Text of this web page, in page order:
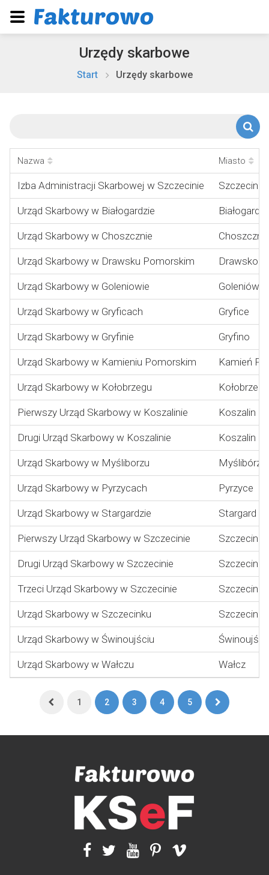
Urzędy skarbowe
Start Urzędy skarbowe
Nazwa Miasto
Izba Administracji Skarbowej w Szczecinie Szczecin
Urząd Skarbowy w Białogardzie Białogard
Urząd Skarbowy w Choszcznie Choszczno
Urząd Skarbowy w Drawsku Pomorskim Drawsko
Urząd Skarbowy w Goleniowie Goleniów
Urząd Skarbowy w Gryficach Gryfice
Urząd Skarbowy w Gryfinie Gryfino
Urząd Skarbowy w Kamieniu Pomorskim Kamień
Urząd Skarbowy w Kołobrzegu Kołobrzeg
Pierwszy Urząd Skarbowy w Koszalinie Koszalin
Drugi Urząd Skarbowy w Koszalinie Koszalin
Urząd Skarbowy w Myśliborzu Myślibórz
Urząd Skarbowy w Pyrzycach Pyrzyce
Urząd Skarbowy w Stargardzie Stargard
Pierwszy Urząd Skarbowy w Szczecinie Szczecin
Drugi Urząd Skarbowy w Szczecinie Szczecin
Trzeci Urząd Skarbowy w Szczecinie Szczecin
Urząd Skarbowy w Szczecinku Szczecinek
Urząd Skarbowy w Świnoujściu
Urząd Skarbowy w Wałczu Wałcz
Pierwsza
1 2 3 4 5 Ostatnia